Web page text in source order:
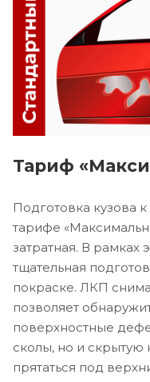
Тариф
Подготовка кузова
тарифе
затратная. В рамках
тщательная
покраске. ЛКП
позволяет
поверхностные
сколы, но и
прятаться под